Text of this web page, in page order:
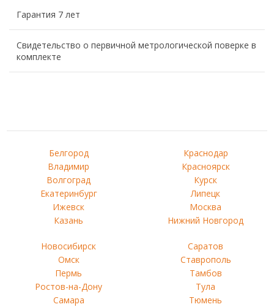
Гарантия 7 лет
Свидетельство о первичной метрологической поверке в
комплекте
Белгород
Владимир
Волгоград
Екатеринбург
Ижевск
Казань
Краснодар
Красноярск
Курск
Липецк
Москва
Нижний Новгород
Новосибирск
Омск
Пермь
Ростов-на-Дону
Самара
Саратов
Ставрополь
Тамбов
Тула
Тюмень